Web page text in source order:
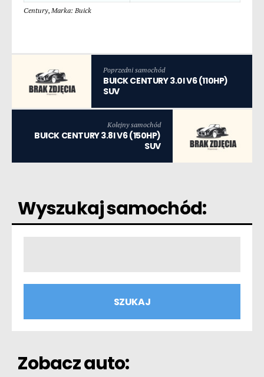
Century, Marka: Buick
Poprzedni samochód
BUICK CENTURY 3.0I V6 (110HP)
SUV
Kolejny samochód
BUICK CENTURY 3.8I V6 (150HP)
SUV
Wyszukaj samochód:
Zobacz auto: